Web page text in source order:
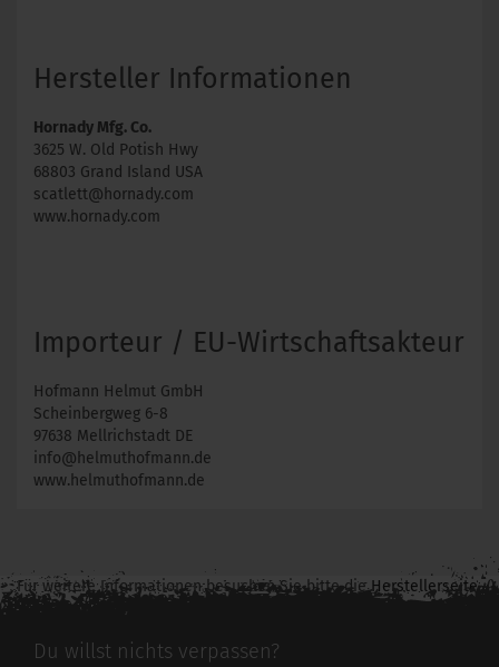
Hersteller Informationen
Hornady Mfg. Co.
3625 W. Old Potish Hwy
68803 Grand Island USA
scatlett@hornady.com
www.hornady.com
Importeur / EU-Wirtschaftsakteur
Hofmann Helmut GmbH
Scheinbergweg 6-8
97638 Mellrichstadt DE
info@helmuthofmann.de
www.helmuthofmann.de
Für weitere Informationen besuchen Sie bitte dieHerstellerseite
zu diesem Artikel.
Du willst nichts verpassen?